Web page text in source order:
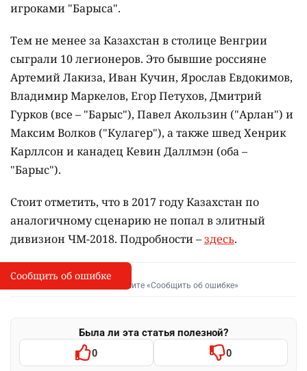
игроками "Барыса".
Тем не менее за Казахстан в столице Венгрии
сыграли 10 легионеров. Это бывшие россияне
Артемий Лакиза, Иван Кучин, Ярослав Евдокимов,
Владимир Маркелов, Егор Петухов, Дмитрий
Гурков (все – "Барыс"), Павел Акользин ("Арлан") и
Максим Волков ("Кулагер"), а также швед Хенрик
Карллсон и канадец Кевин Даллмэн (оба –
"Барыс").
Стоит отметить, что в 2017 году Казахстан по
аналогичному сценарию не попал в элитный
дивизион ЧМ-2018. Подробности –здесь.
I
Сообщить об опечатке
Выделите фрагмент и нажмите «Сообщить об ошибке»
Была ли эта статья полезной?
0 0
Сообщить об ошибке